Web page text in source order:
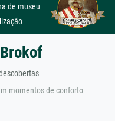
de museu
momentos de conforto